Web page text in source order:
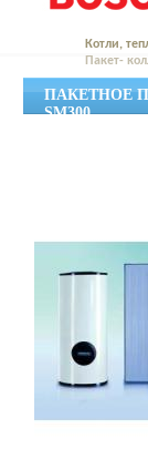
Котли,
Пакет-
ПАКЕТНОЕ
SM300